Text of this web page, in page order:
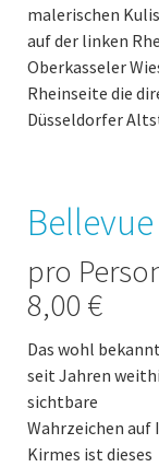
malerischen
auf der linken
Oberkasseler
Rheinseite die
Düsseldorfer
Bellevue
pro
8,00 €
Das wohl
seit Jahren
sichtbare
Wahrzeichen auf
Kirmes ist dieses